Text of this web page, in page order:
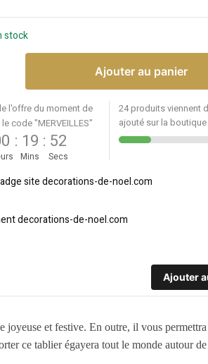
stock
Ajouter au panier
l'offre du moment de
code "MERVEILLES"
: 19
Mins
: 52
Secs
24 produits viennent
ajouté sur la boutique
Ajouter
joyeuse et festive. En outre, il vous
ce tablier égayera tout le monde autour